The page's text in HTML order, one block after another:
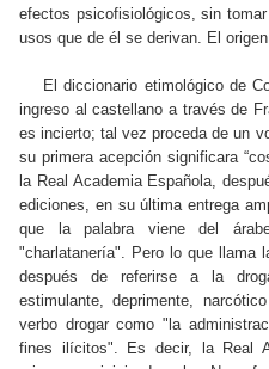
efectos psicofisiológicos, sin
usos que de él se derivan. El
El diccionario etimológico de
ingreso al castellano a través de
es incierto; tal vez proceda de un
su primera acepción significara
la Real Academia Española,
ediciones, en su última entrega
que la palabra viene del
"charlatanería". Pero lo que llama
después de referirse a la
estimulante, deprimente,
verbo drogar como "la
fines ilícitos". Es decir, la Real